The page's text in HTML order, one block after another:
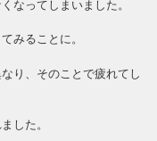
なってしまいました。
みることに。
り、そのことで疲れてし
した。